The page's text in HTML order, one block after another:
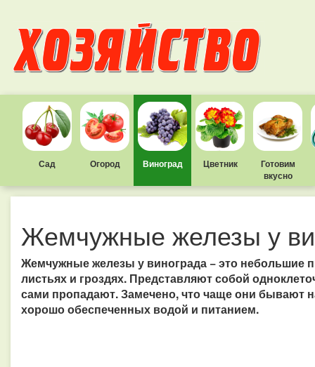
Сад Огород Виноград Цветник
Готовим
вкусно
Жемчужные железы у
Жемчужные железы у винограда − это небольшие
листьях и гроздях. Представляют собой
сами пропадают. Замечено, что чаще они бывают
хорошо обеспеченных водой и питанием.